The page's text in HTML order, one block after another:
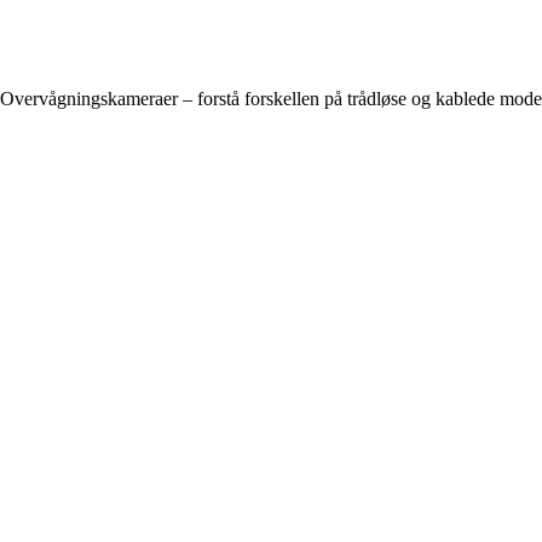
Overvågningskameraer – forstå forskellen på trådløse og kablede